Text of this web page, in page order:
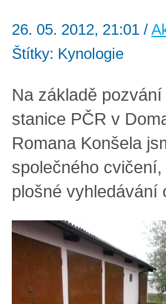
26. 05. 2012, 21:01 /
Štítky: Kynologie
Na základě
stanice PČR v
Romana Konšela
společného
plošné vyhledávání